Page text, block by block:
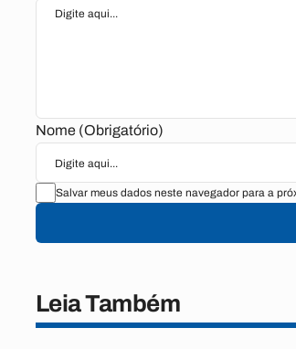
Nome (Obrigatório)
Salvar meus dados neste navegador para a
Leia Também